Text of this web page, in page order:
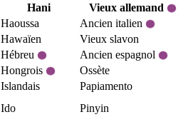
Hani
Vieux allemand
Haoussa
Ancien italien
Hawaïen
Vieux slavon
Hébreu
Ancien espagnol
Hongrois
Ossète
Islandais
Papiamento
Ido
Pinyin